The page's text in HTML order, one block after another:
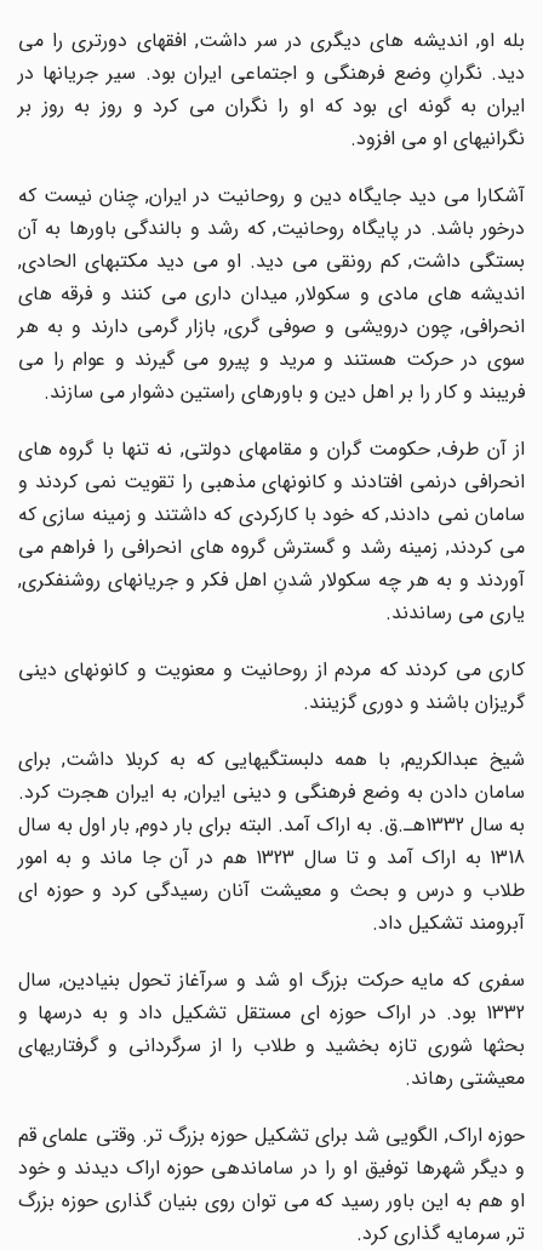
بله او, اندیشه های دیگری در سر داشت, افقهای دورتری را می
دید. نگرانِ وضع فرهنگی و اجتماعی ایران بود. سیر جریانها در
ایران به گونه ای بود که او را نگران می کرد و روز به روز بر
نگرانیهای او می افزود.
آشکارا می دید جایگاه دین و روحانیت در ایران, چنان نیست که
درخور باشد. در پایگاه روحانیت, که رشد و بالندگی باورها به آن
بستگی داشت, کم رونقی می دید. او می دید مکتبهای الحادی,
اندیشه های مادی و سکولار, میدان داری می کنند و فرقه های
انحرافی, چون درویشی و صوفی گری, بازار گرمی دارند و به هر
سوی در حرکت هستند و مرید و پیرو می گیرند و عوام را می
فریبند و کار را بر اهل دین و باورهای راستین دشوار می سازند.
از آن طرف, حکومت گران و مقامهای دولتی, نه تنها با گروه های
انحرافی درنمی افتادند و کانونهای مذهبی را تقویت نمی کردند و
سامان نمی دادند, که خود با کارکردی که داشتند و زمینه سازی که
می کردند, زمینه رشد و گسترش گروه های انحرافی را فراهم می
آوردند و به هر چه سکولار شدنِ اهل فکر و جریانهای روشنفکری,
یاری می رساندند.
کاری می کردند که مردم از روحانیت و معنویت و کانونهای دینی
گریزان باشند و دوری گزینند.
شیخ عبدالکریم, با همه دلبستگیهایی که به کربلا داشت, برای
سامان دادن به وضع فرهنگی و دینی ایران, به ایران هجرت کرد.
به سال 1332هـ.ق. به اراک آمد. البته برای بار دوم, بار اول به سال
1318 به اراک آمد و تا سال 1323 هم در آن جا ماند و به امور
طلاب و درس و بحث و معیشت آنان رسیدگی کرد و حوزه ای
آبرومند تشکیل داد.
سفری که مایه حرکت بزرگ او شد و سرآغاز تحول بنیادین, سال
1332 بود. در اراک حوزه ای مستقل تشکیل داد و به درسها و
بحثها شوری تازه بخشید و طلاب را از سرگردانی و گرفتاریهای
معیشتی رهاند.
حوزه اراک, الگویی شد برای تشکیل حوزه بزرگ تر. وقتی علمای قم
و دیگر شهرها توفیق او را در ساماندهی حوزه اراک دیدند و خود
او هم به این باور رسید که می توان روی بنیان گذاری حوزه بزرگ
تر, سرمایه گذاری کرد.